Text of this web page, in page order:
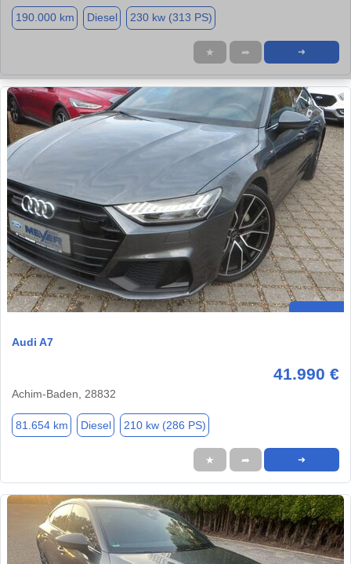
190.000 km Diesel 230 kw (313 PS)
★ ➦ ➜
Audi A7
41.990 €
Achim-Baden, 28832
81.654 km Diesel 210 kw (286 PS)
★ ➦ ➜